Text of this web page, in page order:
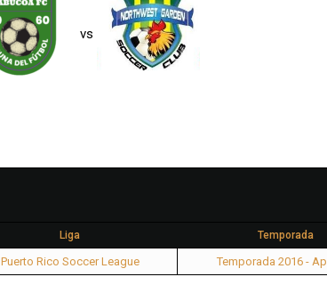
vs
Liga Temporada
Puerto Rico Soccer League Temporada 2016 -